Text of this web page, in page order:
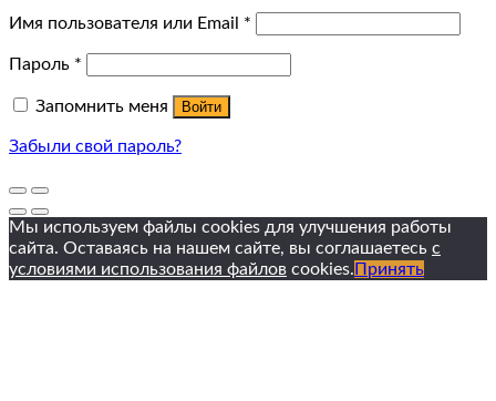
Имя пользователя или Email *
Пароль *
Запомнить меня Войти
Забыли свой пароль?
Мы используем файлы cookies для улучшения работы
сайта. Оставаясь на нашем сайте, вы соглашаетесь с
условиями использования файлов cookies. Принять